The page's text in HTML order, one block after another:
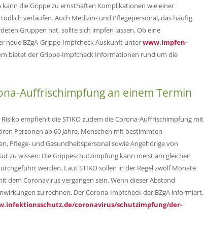
die Grippe zu ernsthaften Komplikationen wie einer
verlaufen. Auch Medizin- und Pflegepersonal, das häufig
Gruppen hat, sollte sich impfen lassen. Ob eine
neue BZgA-Grippe-Impfcheck Auskunft unterwww.impfen-
bietet der Grippe-Impfcheck Informationen rund um die
Auffrischimpfung an einem Termin
empfiehlt die STIKO zudem die Corona-Auffrischimpfung mit
Personen ab 60 Jahre, Menschen mit bestimmten
Pflege- und Gesundheitspersonal sowie Angehörige von
zu wissen: Die Grippeschutzimpfung kann meist am gleichen
werden. Laut STIKO sollen in der Regel zwölf Monate
dem Coronavirus vergangen sein. Wenn dieser Abstand
zu rechnen. Der Corona-Impfcheck der BZgA informiert,
coronavirus/schutzimpfung/der-